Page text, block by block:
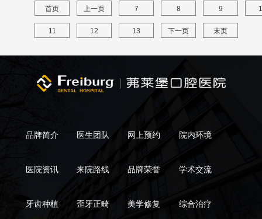
首页 上一页 7 8 9
11 12 13 下一页 末页
品牌简介 医生团队 网上预约 院内环境
医院资讯 来院路线 品牌荣誉 学术交流
牙齿种植 歪牙正畸 美学修复 综合治疗